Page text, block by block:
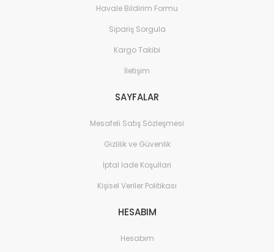
Havale Bildirim Formu
Sipariş Sorgula
Kargo Takibi
İletişim
SAYFALAR
Mesafeli Satış Sözleşmesi
Gizlilik ve Güvenlik
İptal İade Koşullari
Kişisel Veriler Politikası
HESABIM
Hesabım